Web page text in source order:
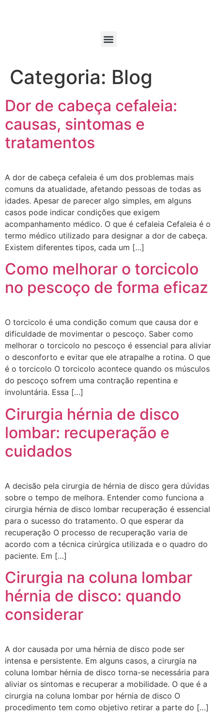
Categoria: Blog
Dor de cabeça cefaleia:
causas, sintomas e
tratamentos
A dor de cabeça cefaleia é um dos problemas mais
comuns da atualidade, afetando pessoas de todas as
idades. Apesar de parecer algo simples, em alguns
casos pode indicar condições que exigem
acompanhamento médico. O que é cefaleia Cefaleia é o
termo médico utilizado para designar a dor de cabeça.
Existem diferentes tipos, cada um […]
Como melhorar o torcicolo
no pescoço de forma eficaz
O torcicolo é uma condição comum que causa dor e
dificuldade de movimentar o pescoço. Saber como
melhorar o torcicolo no pescoço é essencial para aliviar
o desconforto e evitar que ele atrapalhe a rotina. O que
é o torcicolo O torcicolo acontece quando os músculos
do pescoço sofrem uma contração repentina e
involuntária. Essa […]
Cirurgia hérnia de disco
lombar: recuperação e
cuidados
A decisão pela cirurgia de hérnia de disco gera dúvidas
sobre o tempo de melhora. Entender como funciona a
cirurgia hérnia de disco lombar recuperação é essencial
para o sucesso do tratamento. O que esperar da
recuperação O processo de recuperação varia de
acordo com a técnica cirúrgica utilizada e o quadro do
paciente. Em […]
Cirurgia na coluna lombar
hérnia de disco: quando
considerar
A dor causada por uma hérnia de disco pode ser
intensa e persistente. Em alguns casos, a cirurgia na
coluna lombar hérnia de disco torna-se necessária para
aliviar os sintomas e recuperar a mobilidade. O que é a
cirurgia na coluna lombar por hérnia de disco O
procedimento tem como objetivo retirar a parte do […]